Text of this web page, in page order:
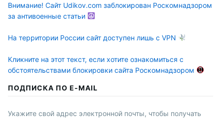
Внимание! Сайт Udikov.com заблокирован Роскомнадзором
за антивоенные статьи
На территории России сайт доступен лишь с VPN
Кликните на этот текст, если хотите ознакомиться с
обстоятельствами блокировки сайта Роскомнадзором
ПОДПИСКА ПО E-MAIL
Укажите свой адрес электронной почты, чтобы получать